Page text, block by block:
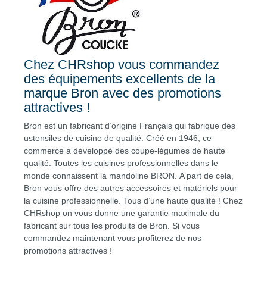
Chez CHRshop vous commandez
des équipements excellents de la
marque Bron avec des promotions
attractives !
Bron est un fabricant d’origine Français qui fabrique des
ustensiles de cuisine de qualité. Créé en 1946, ce
commerce a développé des coupe-légumes de haute
qualité. Toutes les cuisines professionnelles dans le
monde connaissent la mandoline BRON. A part de cela,
Bron vous offre des autres accessoires et matériels pour
la cuisine professionnelle. Tous d’une haute qualité ! Chez
CHRshop on vous donne une garantie maximale du
fabricant sur tous les produits de Bron. Si vous
commandez maintenant vous profiterez de nos
promotions attractives !